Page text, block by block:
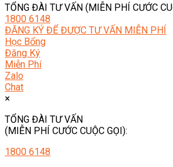
TỔNG ĐÀI TƯ VẤN (MIỄN PHÍ CƯỚC
1800 6148
ĐĂNG KÝ ĐỂ ĐƯỢC TƯ VẤN MIỄN PHÍ
Học Bổng
Đăng Ký
Miễn Phí
Zalo
Chat
×
TỔNG ĐÀI TƯ VẤN
(MIỄN PHÍ CƯỚC CUỘC GỌI):
1800 6148